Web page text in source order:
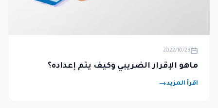
2022/10/23
ماهو الإقرار الضريبي وكيف يتم إعداده؟
اقرأ المزيد